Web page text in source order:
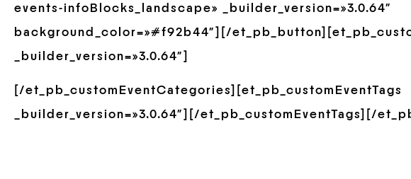
events-infoBlocks_landscape» _builder_version=»3.0.64″
background_color=»#f92b44″][/
_builder_version=»3.0.64″]
[/et_pb_customEventCategories][et_pb_customEventTags
_builder_version=»3.0.64″][/et_pb_customEventTags][/